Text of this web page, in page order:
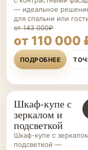
— идеальное
для спальни или
от 143 000₽
от 110 000
ПОДРОБНЕЕ
ШКАФЫ-
КУПЕ НА ЗАКАЗ
Шкаф-купе с
зеркалом и
подсветкой
Шкаф-купе с
подсветкой —